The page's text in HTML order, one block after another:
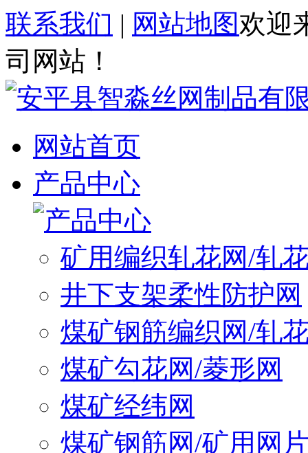
联系我们 | 网站地图欢迎
司网站！
网站首页
产品中心
矿用编织轧花网/轧
井下支架柔性防护网
煤矿钢筋编织网/轧
煤矿勾花网/菱形网
煤矿经纬网
煤矿钢筋网/矿用网